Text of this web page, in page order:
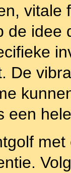
vitale
de idee
De
een